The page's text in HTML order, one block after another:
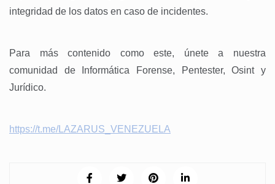
integridad de los datos en caso de incidentes.
Para más contenido como este, únete a nuestra
comunidad de Informática Forense, Pentester, Osint y
Jurídico.
https://t.me/LAZARUS_VENEZUELA